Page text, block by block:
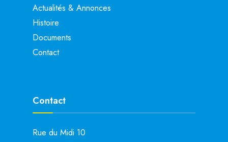
Actualités & Annonces
Histoire
Documents
Contact
Contact
Rue du Midi 10